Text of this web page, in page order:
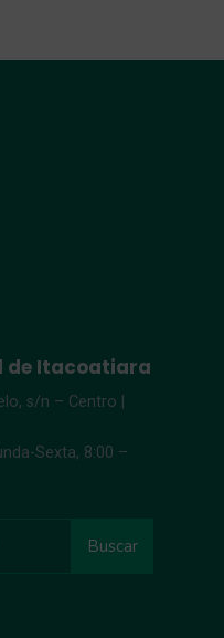
de Itacoatiara
s/n – Centro |
Sexta, 8:00 –
Buscar